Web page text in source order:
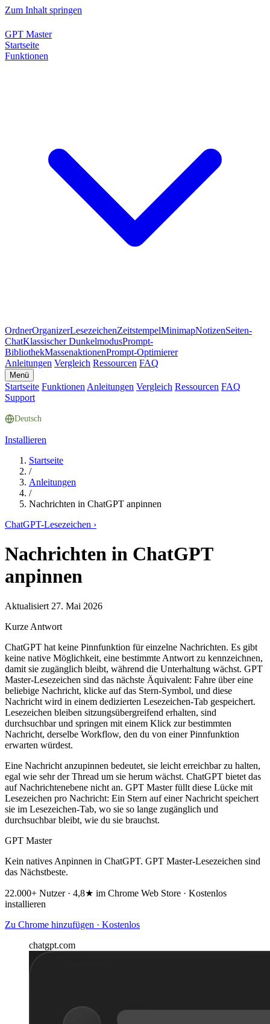
Zum Inhalt springen
GPT Master
Startseite
Funktionen
OrdnerOrganizerLesezeichenZeitstempelMinimapNotizenSeiten-
ChatKlassischer DunkelmodusPrompt-
BibliothekMassenaktionenPrompt-Optimierer
Anleitungen Vergleich Ressourcen FAQ
Menü
Startseite Funktionen Anleitungen Vergleich Ressourcen FAQ
Support
Deutsch
Installieren
Startseite
/
Anleitungen
/
Nachrichten in ChatGPT anpinnen
ChatGPT-Lesezeichen ›
Nachrichten in ChatGPT
anpinnen
Aktualisiert 27. Mai 2026
Kurze Antwort
ChatGPT hat keine Pinnfunktion für einzelne Nachrichten. Es gibt
keine native Möglichkeit, eine bestimmte Antwort zu kennzeichnen,
damit sie zugänglich bleibt, während die Unterhaltung wächst. GPT
Master-Lesezeichen sind das nächste Äquivalent: Fahre über eine
beliebige Nachricht, klicke auf das Stern-Symbol, und diese
Nachricht wird in einem dedizierten Lesezeichen-Tab gespeichert.
Lesezeichen bleiben sitzungsübergreifend erhalten, sind
durchsuchbar und springen mit einem Klick zur bestimmten
Nachricht, derselbe Workflow, den du von einer Pinnfunktion
erwarten würdest.
Eine Nachricht anzupinnen bedeutet, sie leicht erreichbar zu halten,
egal wie sehr der Thread um sie herum wächst. ChatGPT bietet das
auf Nachrichtenebene nicht an. GPT Master füllt diese Lücke mit
Lesezeichen pro Nachricht: Ein Stern auf einer Nachricht speichert
sie im Lesezeichen-Tab, wo sie so lange zugänglich und
durchsuchbar bleibt, wie du sie brauchst.
GPT Master
Kein natives Anpinnen in ChatGPT. GPT Master-Lesezeichen sind
das Nächstbeste.
22.000+ Nutzer · 4,8★ im Chrome Web Store · Kostenlos
installieren
Zu Chrome hinzufügen · Kostenlos
chatgpt.com